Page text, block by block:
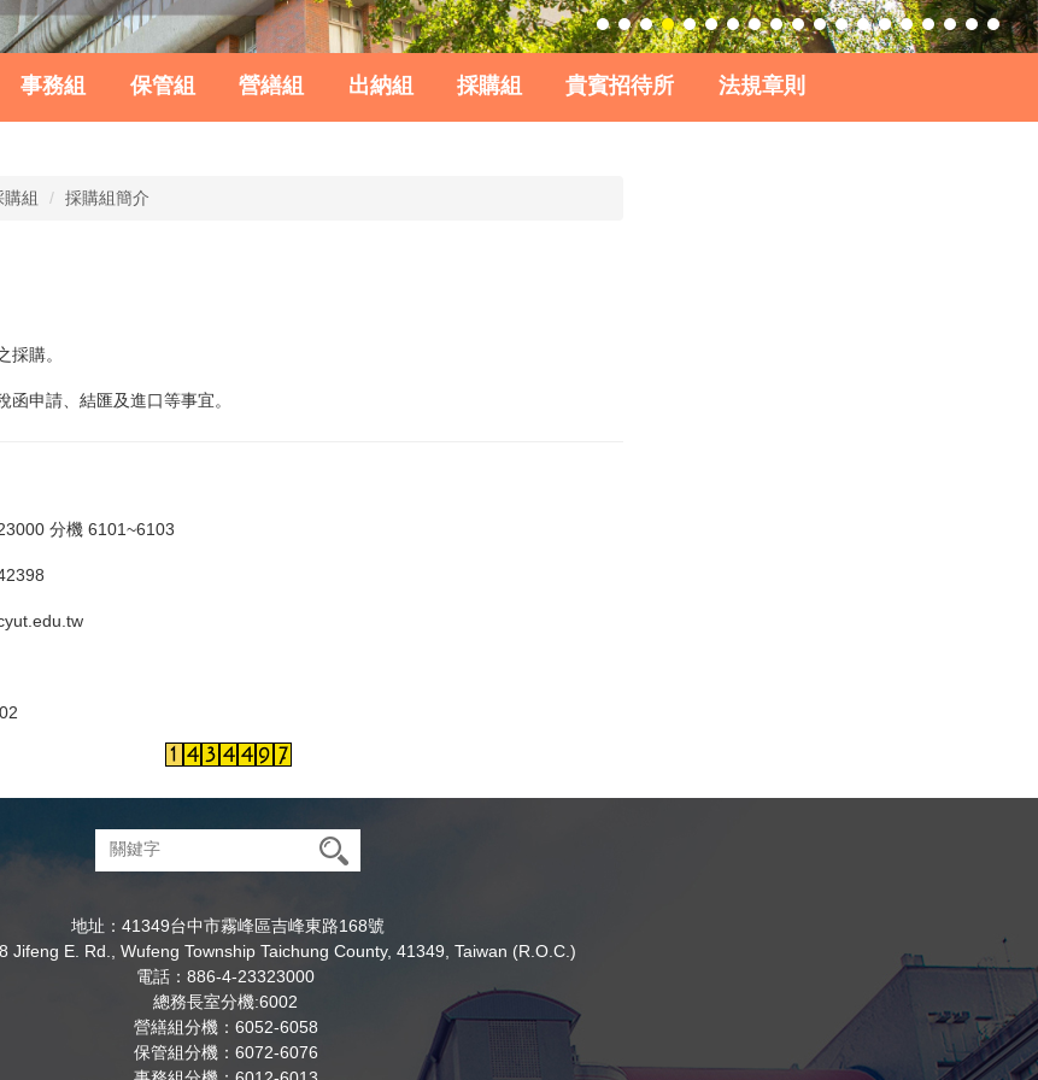
事務組 保管組 營繕組 出納組 採購組 貴賓招待所 法規章則
購組 採購組簡介
採購。
函申請、結匯及進口等事宜。
分機 6101~6103
地址：41349台中市霧峰區吉峰東路168號
Jifeng E. Rd., Wufeng Township Taichung County, 41349, Taiwan (R.O.C.)
電話：886-4-23323000
總務長室分機:6002
營繕組分機：6052-6058
保管組分機：6072-6076